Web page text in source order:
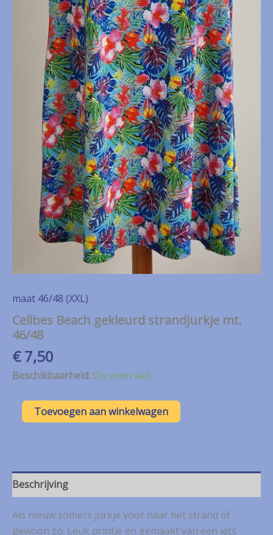
maat 46/48 (XXL)
Cellbes Beach gekleurd strandjurkje mt.
46/48
€7,50
Beschikbaarheid:Op voorraad
Cellbes
Beach
aantal
Toevoegen aan winkelwagen
Beschrijving
Als nieuw zomers jurkje voor naar het strand of
gewoon zo. Leuk printje en gemaakt van een iets